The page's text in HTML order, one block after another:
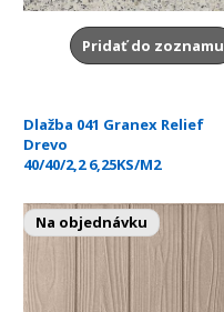
Pridať do zoznamu
Dlažba 041 Granex Relief
Drevo
40/40/2,2 6,25KS/M2
Na objednávku